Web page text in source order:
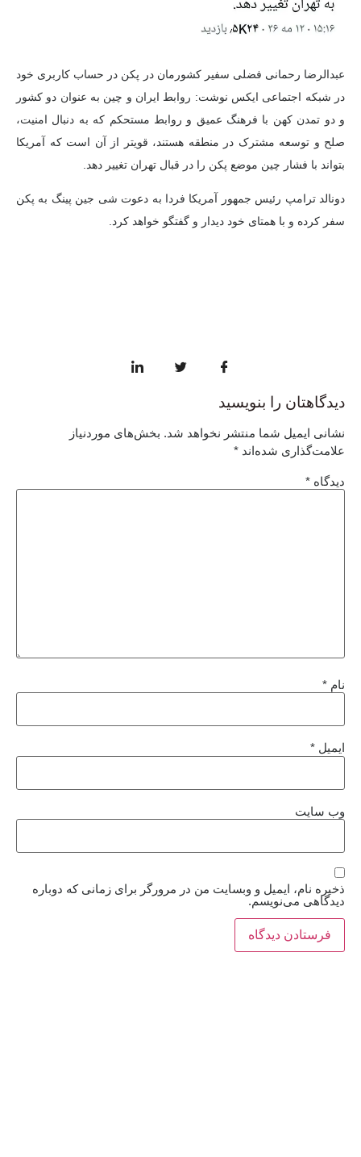
عبدالرضا رحمانی فضلی سفیر کشورمان در پکن در حساب کاربری خود
در شبکه اجتماعی ایکس نوشت: روابط ایران و چین به عنوان دو کشور
و دو تمدن کهن با فرهنگ عمیق و روابط مستحکم که به دنبال امنیت،
صلح و توسعه مشترک در منطقه هستند، قویتر از آن است که آمریکا
بتواند با فشار چین موضع پکن را در قبال تهران تغییر دهد.
دونالد ترامپ رئیس جمهور آمریکا فردا به دعوت شی جین پینگ به پکن
سفر کرده و با همتای خود دیدار و گفتگو خواهد کرد.
دیدگاهتان را بنویسید
نشانی ایمیل شما منتشر نخواهد شد. بخش‌های موردنیاز
علامت‌گذاری شده‌اند *
دیدگاه *
نام *
ایمیل *
وب‌ سایت
ذخیره نام، ایمیل و وبسایت من در مرورگر برای زمانی که دوباره
دیدگاهی می‌نویسم.